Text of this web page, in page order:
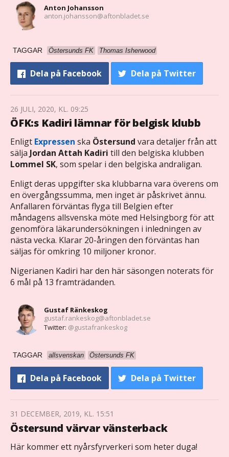
Anton Johansson
anton.johansson@aftonbladet.se
TAGGAR Östersunds FK Thomas Isherwood
Dela på Facebook Dela på Twitter
26 JULI, 2020, KL. 09:25
ÖFK:s Kadiri lämnar för belgisk klubb
Enligt Expressen ska Östersund vara detaljer från att
sälja Jordan Attah Kadiri till den belgiska klubben
Lommel SK, som spelar i den belgiska andraligan.
Enligt deras uppgifter ska klubbarna vara överens om
en övergångssumma, men inget är påskrivet ännu.
Anfallaren förväntas flyga till Belgien efter
måndagens allsvenska möte med Helsingborg för att
genomföra läkarundersökningen i inledningen av
nästa vecka. Klarar 20-åringen den förväntas han
säljas för omkring 10 miljoner kronor.
Nigerianen Kadiri har den här säsongen noterats för
6 mål på 13 framträdanden.
Gustaf Ränkeskog
gustaf.rankeskog@aftonbladet.se
Twitter: @gustafrankeskog
TAGGAR allsvenskan Östersunds FK
Dela på Facebook Dela på Twitter
31 DECEMBER, 2019, KL. 15:51
Östersund värvar vänsterback
Här kommer ett nyårsfyrverkeri som heter duga!